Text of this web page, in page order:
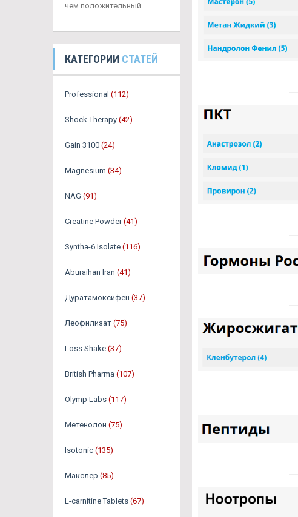
чем положительный.
КАТЕГОРИИ СТАТЕЙ
Professional (112)
Shock Therapy (42)
Gain 3100 (24)
Magnesium (34)
NAG (91)
Creatine Powder (41)
Syntha-6 Isolate (116)
Aburaihan Iran (41)
Дуратамоксифен (37)
Леофилизат (75)
Loss Shake (37)
British Pharma (107)
Olymp Labs (117)
Метенолон (75)
Isotonic (135)
Макслер (85)
L-carnitine Tablets (67)